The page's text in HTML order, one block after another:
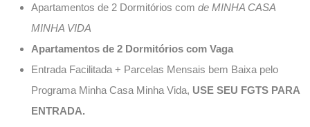
Apartamentos de 2 Dormitórios com de MINHA CASA
MINHA VIDA
Apartamentos de 2 Dormitórios com Vaga
Entrada Facilitada + Parcelas Mensais bem Baixa pelo
Programa Minha Casa Minha Vida, USE SEU FGTS PARA
ENTRADA.